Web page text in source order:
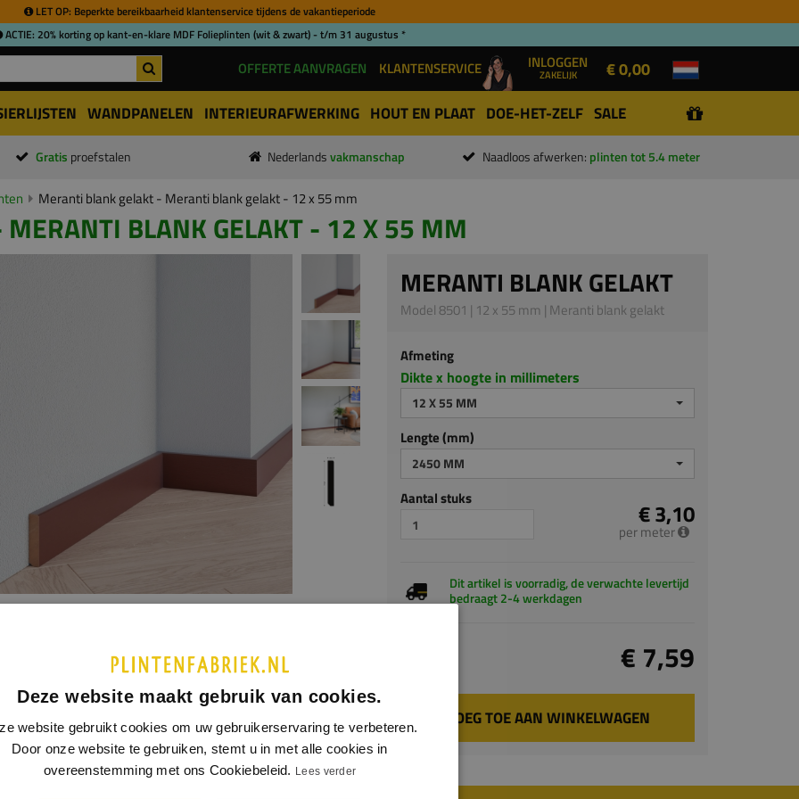
LET OP: Beperkte bereikbaarheid klantenservice tijdens de vakantieperiode
ACTIE: 20% korting op kant-en-klare MDF Folieplinten (wit & zwart) - t/m 31 augustus *
OFFERTE AANVRAGEN KLANTENSERVICE INLOGGEN
ZAKELIJK € 0,00
WANDPANELEN INTERIEURAFWERKING HOUT EN PLAAT DOE-HET-ZELF SALE
Gratis proefstalen Nederlands vakmanschap Naadloos afwerken: plinten tot 5.4 meter
Meranti blank gelakt - Meranti blank gelakt - 12 x 55 mm
BLANK GELAKT - 12 X 55 MM
SPECIFICATIES
dit product is nog geen extra productinformatie beschikbaar
MERANTI BLANK GELAKT
Model 8501 | 12 x 55 mm | Meranti blank gelakt
Afmeting
Dikte x hoogte in millimeters
12 X 55 MM
Lengte (mm)
2450 MM
Aantal stuks € 3,10
per meter
Dit artikel is voorradig, de verwachte levertijd
bedraagt 2-4 werkdagen
€ 7,59
VOEG TOE AAN WINKELWAGEN
Deze website maakt gebruik van cookies.
website gebruikt cookies om uw gebruikerservaring te verbeteren.
Door onze website te gebruiken, stemt u in met alle cookies in
overeenstemming met ons Cookiebeleid. Lees verder